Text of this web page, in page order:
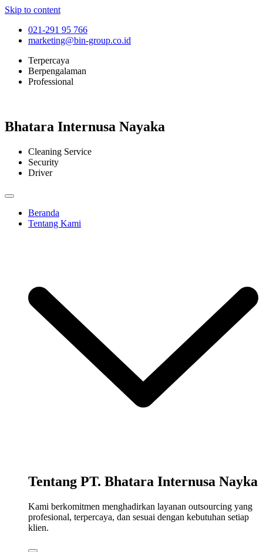
Skip to content
021-291 95 766
marketing@bin-group.co.id
Terpercaya
Berpengalaman
Professional
Bhatara Internusa Nayaka
Cleaning Service
Security
Driver
Beranda
Tentang Kami
Tentang PT. Bhatara Internusa Nayka
Kami berkomitmen menghadirkan layanan outsourcing yang
profesional, terpercaya, dan sesuai dengan kebutuhan setiap
klien.